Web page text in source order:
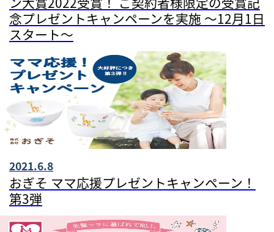
念プレゼントキャンペーンを実施 ～12月1日
スタート～
2021.6.8
おぎそ ママ応援プレゼントキャンペーン！
第3弾